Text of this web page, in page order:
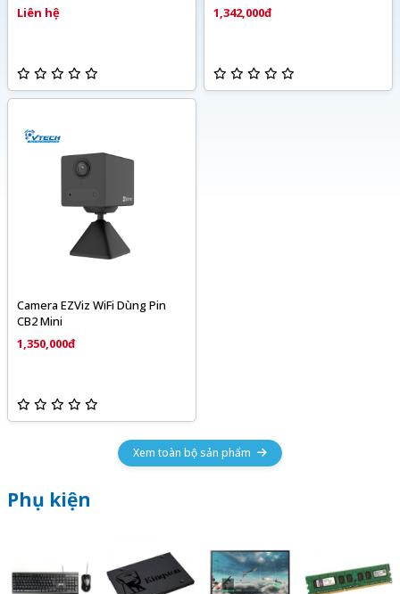
Liên hệ
1,342,000đ
Camera EZViz WiFi Dùng Pin
CB2 Mini
1,350,000đ
Xem toàn bộ sản phẩm
Phụ kiện